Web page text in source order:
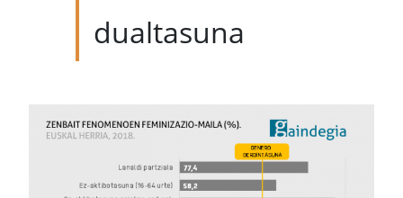
dualtasuna